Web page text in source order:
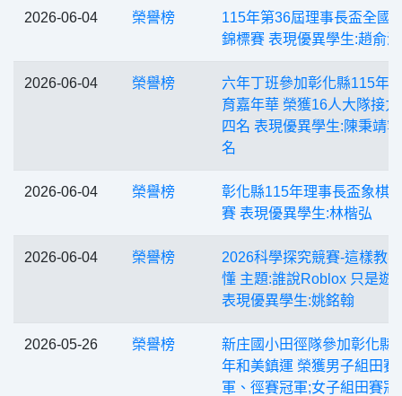
2026-06-04 榮譽榜
115年第36屆理事長盃全國
錦標賽 表現優異學生:趙俞淓
2026-06-04 榮譽榜
六年丁班參加彰化縣115年
育嘉年華 榮獲16人大隊接力
四名 表現優異學生:陳秉靖
名
2026-06-04 榮譽榜
彰化縣115年理事長盃象棋
賽 表現優異學生:林楷弘
2026-06-04 榮譽榜
2026科學探究競賽-這樣教
懂 主題:誰說Roblox 只是遊
表現優異學生:姚銘翰
2026-05-26 榮譽榜
新庄國小田徑隊參加彰化縣
年和美鎮運 榮獲男子組田賽
軍、徑賽冠軍;女子組田賽冠